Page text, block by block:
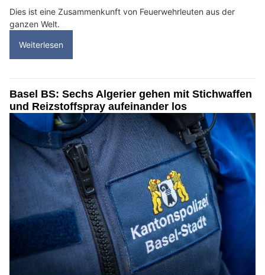
Dies ist eine Zusammenkunft von Feuerwehrleuten aus der
ganzen Welt.
Weiterlesen
Basel BS: Sechs Algerier gehen mit Stichwaffen
und Reizstoffspray aufeinander los